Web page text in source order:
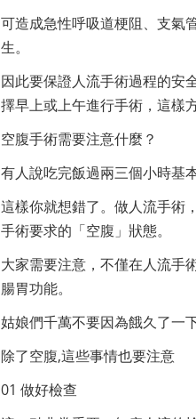
可造成急性呼吸道梗阻、支氣
生。
因此要保證人流手術過程的安
擇早上或上午進行手術，這樣
空腹手術需要注意什麼？
有人說吃完飯過兩三個小時基
這樣你就想錯了。做人流手術
手術要求的「空腹」狀態。
大家需要注意，不僅在人流手
腸胃功能。
姑娘們千萬不要因為餓久了一
除了空腹,這些事情也要注意
01 做好檢查